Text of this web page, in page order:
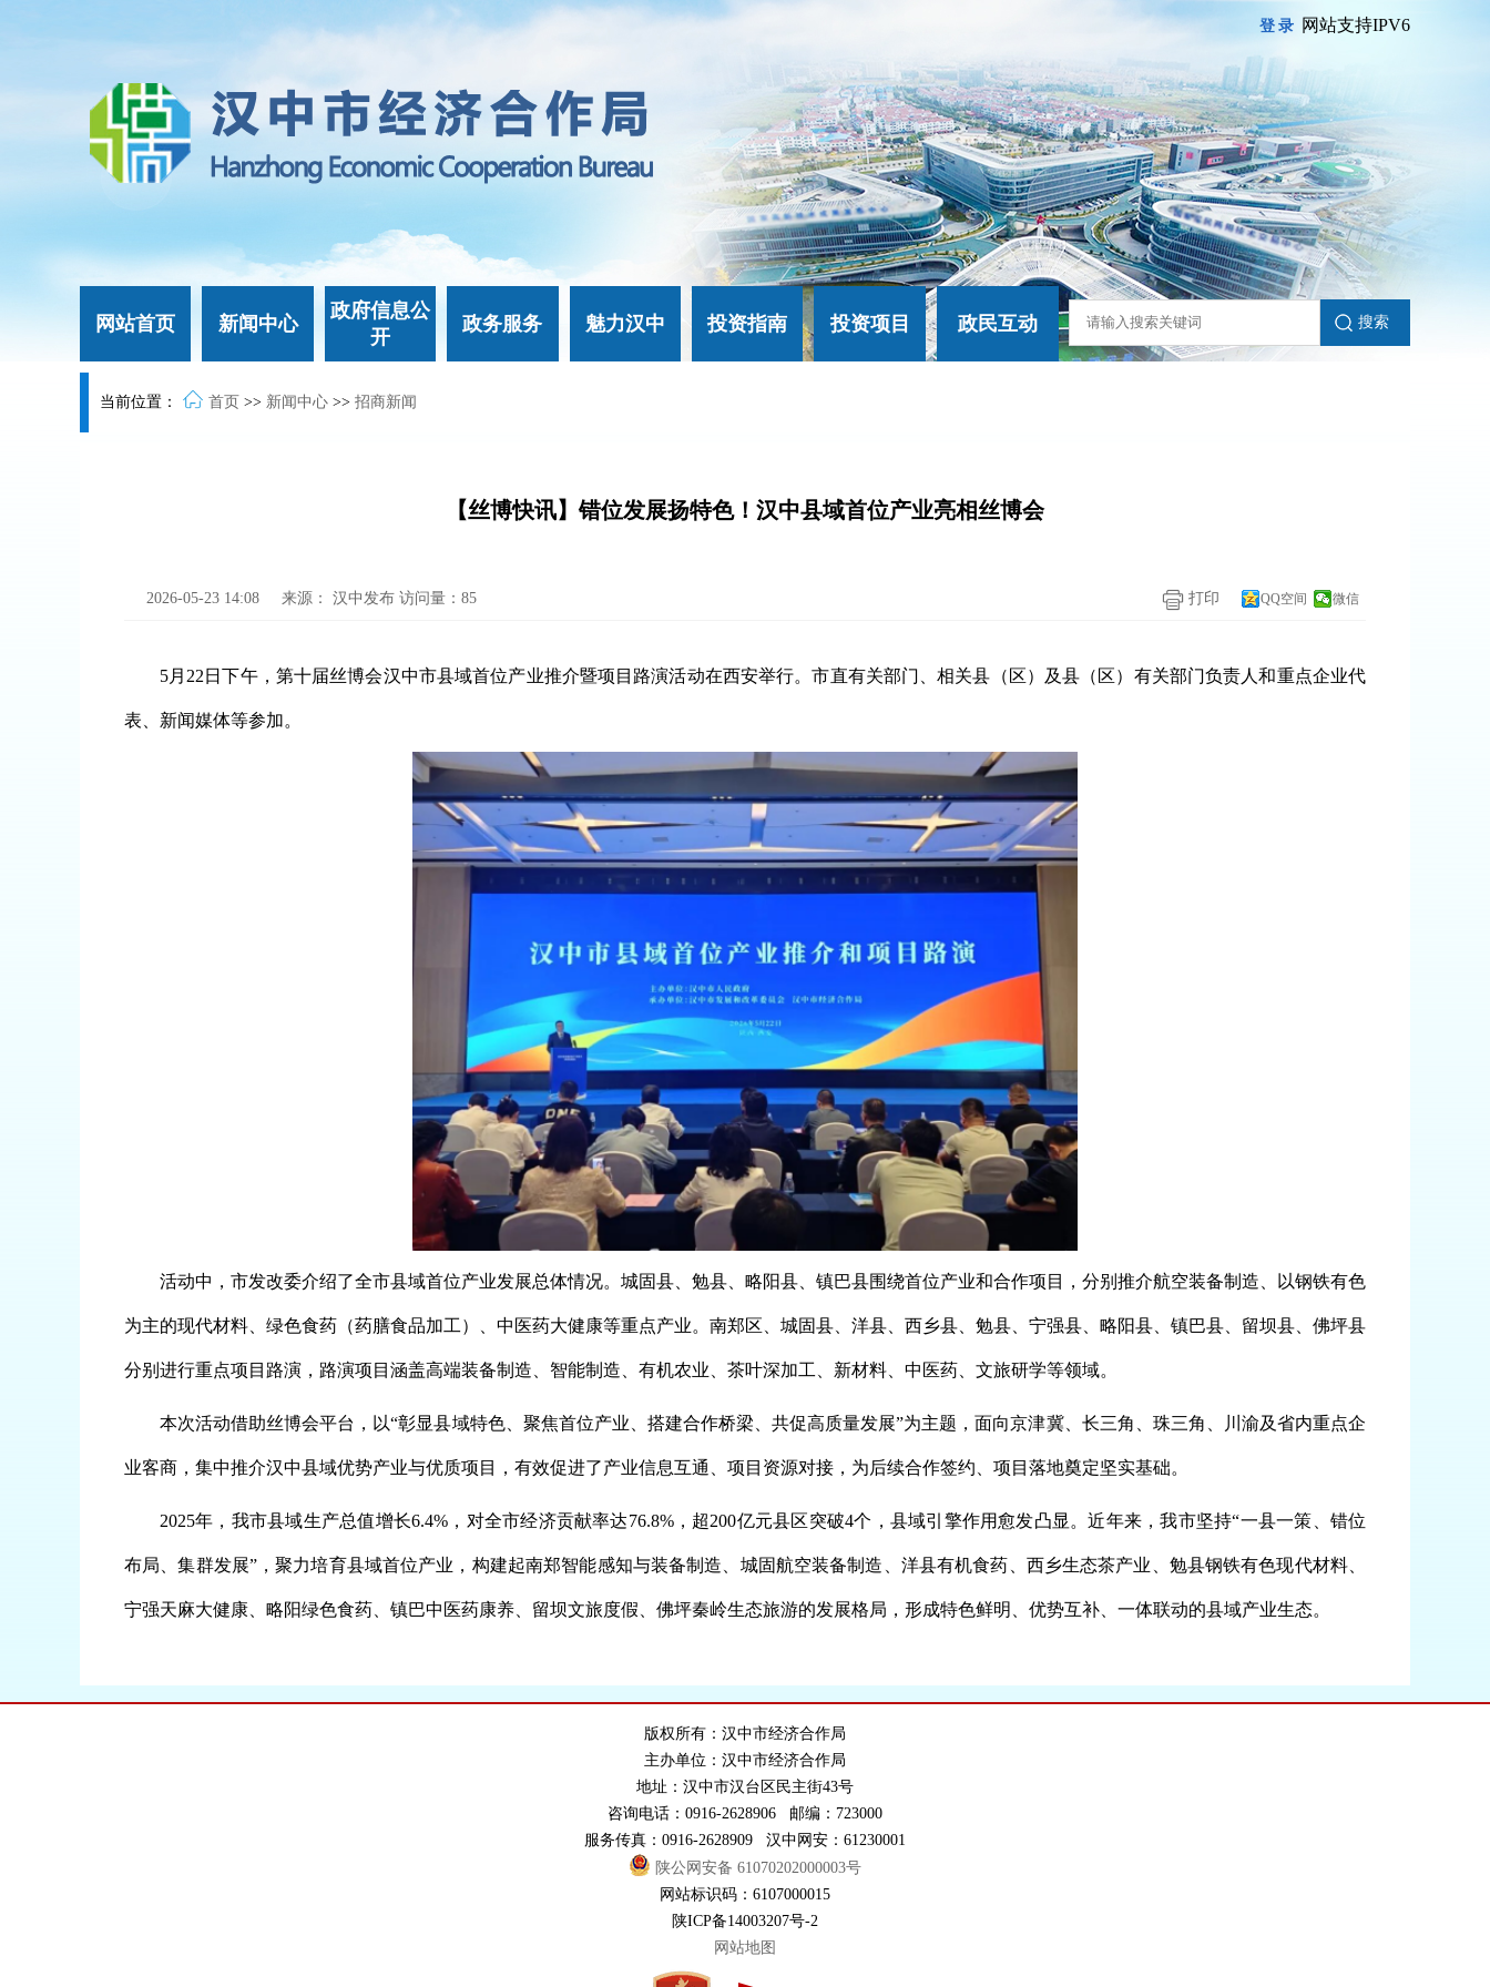
登录 网站支持IPV6
网站首页 新闻中心
政府信息公
开
政务服务 魅力汉中 投资指南 投资项目 政民互动
当前位置： 首页 >> 新闻中心 >> 招商新闻
【丝博快讯】错位发展扬特色！汉中县域首位产业亮相丝博会
2026-05-23 14:08 来源： 汉中发布 访问量： 85 打印 QQ空间 微信
5月22日下午，第十届丝博会汉中市县域首位产业推介暨项目路演活动在西安举行。市直有关部门、相关县（区）及县（区）有关部门负责人和重点企业代
表、新闻媒体等参加。
活动中，市发改委介绍了全市县域首位产业发展总体情况。城固县、勉县、略阳县、镇巴县围绕首位产业和合作项目，分别推介航空装备制造、以钢铁有色
为主的现代材料、绿色食药（药膳食品加工）、中医药大健康等重点产业。南郑区、城固县、洋县、西乡县、勉县、宁强县、略阳县、镇巴县、留坝县、佛坪县
分别进行重点项目路演，路演项目涵盖高端装备制造、智能制造、有机农业、茶叶深加工、新材料、中医药、文旅研学等领域。
本次活动借助丝博会平台，以“彰显县域特色、聚焦首位产业、搭建合作桥梁、共促高质量发展”为主题，面向京津冀、长三角、珠三角、川渝及省内重点企
业客商，集中推介汉中县域优势产业与优质项目，有效促进了产业信息互通、项目资源对接，为后续合作签约、项目落地奠定坚实基础。
2025年，我市县域生产总值增长6.4%，对全市经济贡献率达76.8%，超200亿元县区突破4个，县域引擎作用愈发凸显。近年来，我市坚持“一县一策、错位
布局、集群发展”，聚力培育县域首位产业，构建起南郑智能感知与装备制造、城固航空装备制造、洋县有机食药、西乡生态茶产业、勉县钢铁有色现代材料、
宁强天麻大健康、略阳绿色食药、镇巴中医药康养、留坝文旅度假、佛坪秦岭生态旅游的发展格局，形成特色鲜明、优势互补、一体联动的县域产业生态。
版权所有：汉中市经济合作局
主办单位：汉中市经济合作局
地址：汉中市汉台区民主街43号
咨询电话：0916-2628906 邮编：723000
服务传真：0916-2628909 汉中网安：61230001
陕公网安备 61070202000003号
网站标识码：6107000015
陕ICP备14003207号-2
网站地图